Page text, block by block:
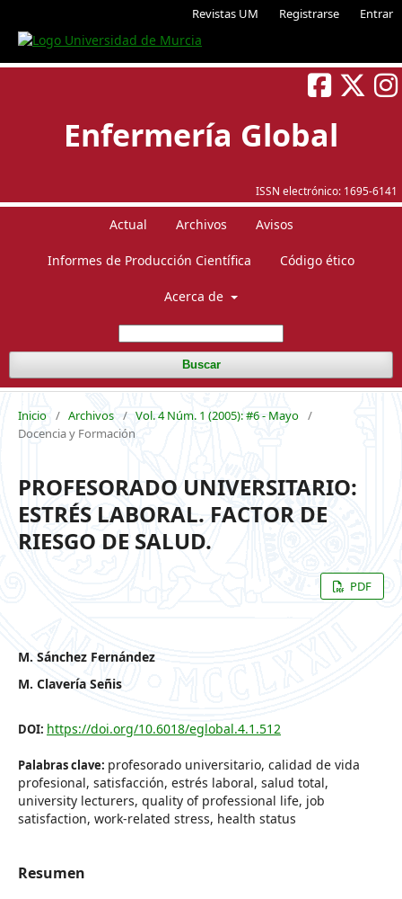
Revistas UM Registrarse Entrar
ISSN electrónico: 1695-6141
Enfermería Global
Actual Archivos Avisos
Informes de Producción Científica Código ético
Acerca de
Buscar
Inicio / Archivos / Vol. 4 Núm. 1 (2005): #6 - Mayo /
Docencia y Formación
PROFESORADO UNIVERSITARIO:
ESTRÉS LABORAL. FACTOR DE
RIESGO DE SALUD.
PDF
M. Sánchez Fernández
M. Clavería Señis
DOI: https://doi.org/10.6018/eglobal.4.1.512
Palabras clave: profesorado universitario, calidad de vida
profesional, satisfacción, estrés laboral, salud total,
university lecturers, quality of professional life, job
satisfaction, work-related stress, health status
Resumen